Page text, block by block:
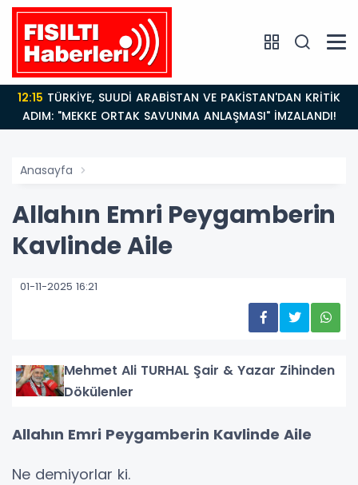
12:15
ADIM: "MEKKE ORTAK SAVUNMA ANLAŞMASI" İMZALANDI!
Anasayfa
Allahın Emri Peygamberin
Kavlinde Aile
01-11-2025 16:21
Mehmet Ali TURHAL Şair & Yazar Zihinden
Dökülenler
Allahın Emri Peygamberin Kavlinde Aile
Ne demiyorlar ki.